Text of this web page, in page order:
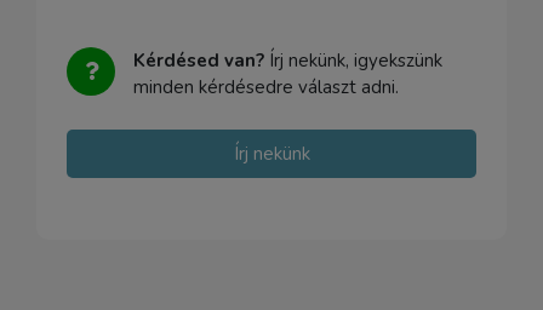
Kérdésed van? Írj nekünk, igyekszünk
minden kérdésedre választ adni.
Írj nekünk